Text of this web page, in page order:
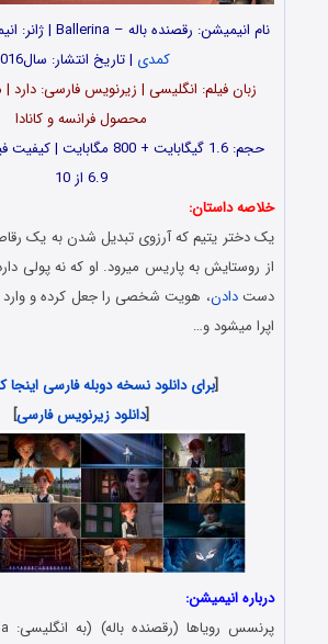
نام انیمیشن: رقصنده باله – Ballerina | ژانر: انیمیشن،
کمدی | تاریخ انتشار: سال2016
محصول فرانسه و کانادا
حجم: 1.6 گیگابایت + 800
6.9 از 10
خلاصه داستان:
یک دختر یتیم که آرزوی تبدیل شدن به یک
از روستایش به پاریس میرود. او که نه پولی
دستدادن، هویت شخصی را جعل کرده و وارد
اپرا میشود و…
[برای دانلود نسخه دوبله فارسی اینجا
[دانلود زیرنویس فارسی]
درباره انیمیشن: